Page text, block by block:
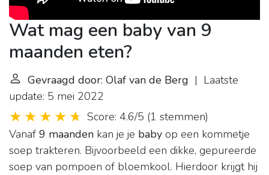
Wat mag een baby van 9
maanden eten?
Gevraagd door: Olaf van de Berg | Laatste
update: 5 mei 2022
Score: 4.6/5 (1 stemmen)
Vanaf 9 maanden kan je je baby op een kommetje
soep trakteren. Bijvoorbeeld een dikke, gepureerde
soep van pompoen of bloemkool. Hierdoor krijgt hij